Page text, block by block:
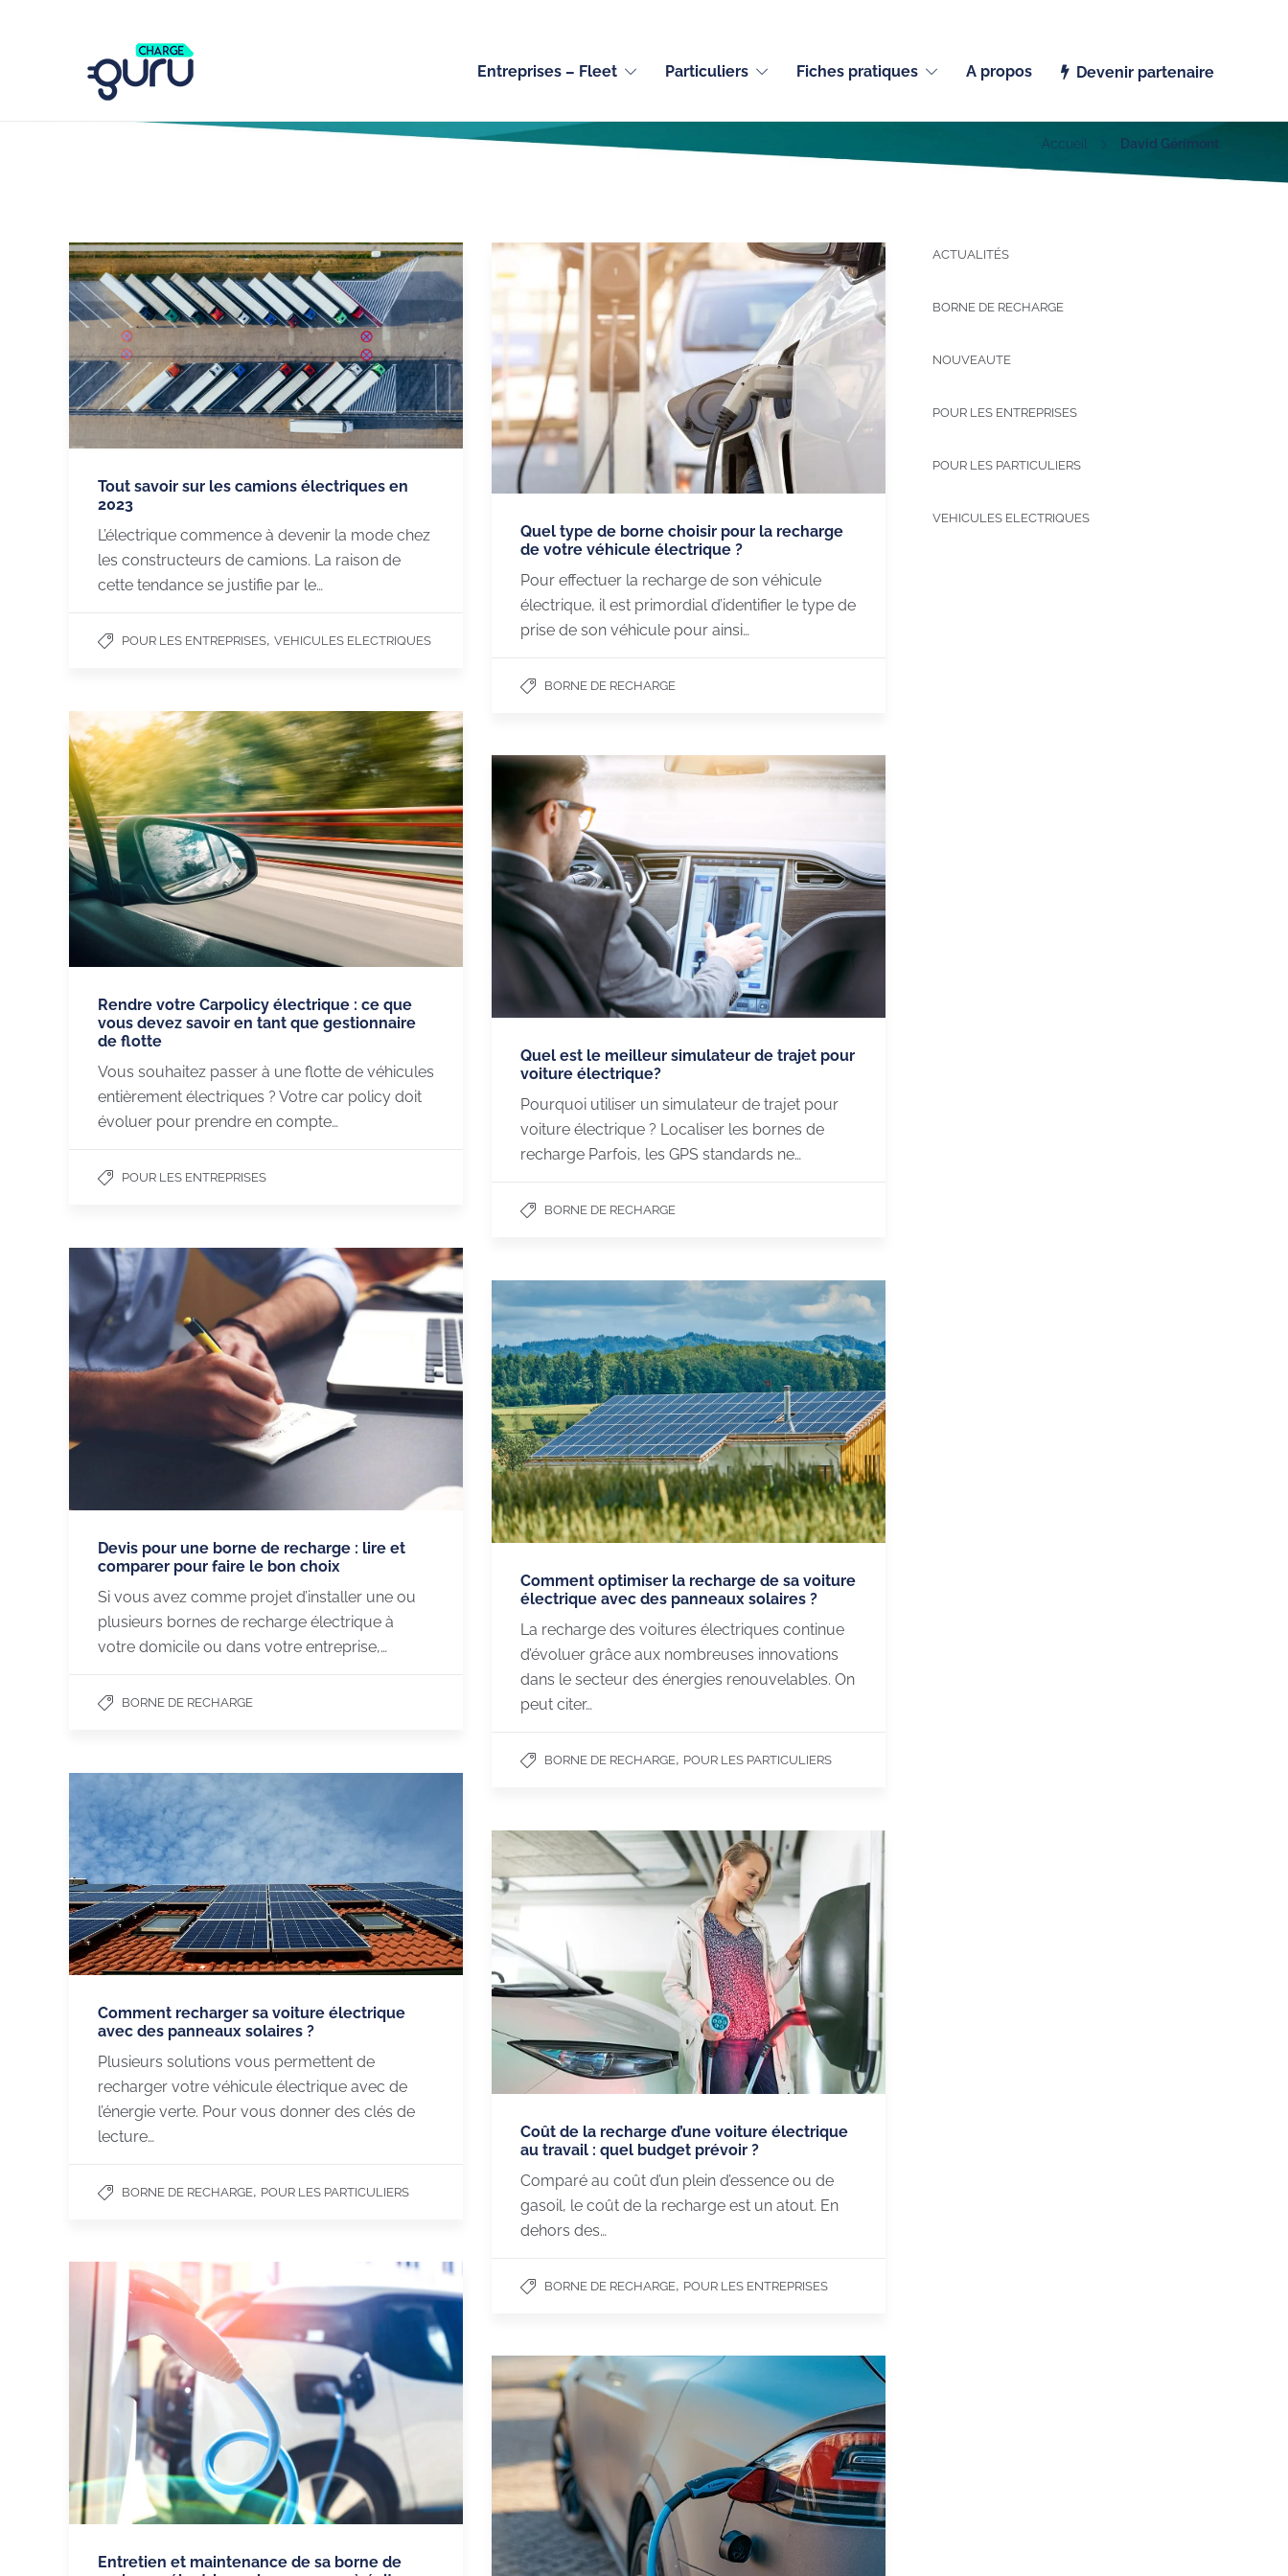
Entreprises – Fleet Particuliers Fiches pratiques A propos Devenir partenaire
Accueil David Gérimont
Tout savoir sur les camions électriques en
2023
L’électrique commence à devenir la mode chez
les constructeurs de camions. La raison de
cette tendance se justifie par le…
POUR LES ENTREPRISES, VEHICULES ELECTRIQUES
Quel type de borne choisir pour la recharge
de votre véhicule électrique ?
Pour effectuer la recharge de son véhicule
électrique, il est primordial d’identifier le type de
prise de son véhicule pour ainsi…
BORNE DE RECHARGE
Rendre votre Carpolicy électrique : ce que
vous devez savoir en tant que gestionnaire
de flotte
Vous souhaitez passer à une flotte de véhicules
entièrement électriques ? Votre car policy doit
évoluer pour prendre en compte…
POUR LES ENTREPRISES
Quel est le meilleur simulateur de trajet pour
voiture électrique?
Pourquoi utiliser un simulateur de trajet pour
voiture électrique ? Localiser les bornes de
recharge Parfois, les GPS standards ne…
BORNE DE RECHARGE
Devis pour une borne de recharge : lire et
comparer pour faire le bon choix
Si vous avez comme projet d’installer une ou
plusieurs bornes de recharge électrique à
votre domicile ou dans votre entreprise,…
BORNE DE RECHARGE
Comment optimiser la recharge de sa voiture
électrique avec des panneaux solaires ?
La recharge des voitures électriques continue
d’évoluer grâce aux nombreuses innovations
dans le secteur des énergies renouvelables. On
peut citer…
BORNE DE RECHARGE, POUR LES PARTICULIERS
Comment recharger sa voiture électrique
avec des panneaux solaires ?
Plusieurs solutions vous permettent de
recharger votre véhicule électrique avec de
l’énergie verte. Pour vous donner des clés de
lecture…
BORNE DE RECHARGE, POUR LES PARTICULIERS
Coût de la recharge d’une voiture électrique
au travail : quel budget prévoir ?
Comparé au coût d’un plein d’essence ou de
gasoil, le coût de la recharge est un atout. En
dehors des…
BORNE DE RECHARGE, POUR LES ENTREPRISES
Entretien et maintenance de sa borne de
ACTUALITÉS
BORNE DE RECHARGE
NOUVEAUTE
POUR LES ENTREPRISES
POUR LES PARTICULIERS
VEHICULES ELECTRIQUES